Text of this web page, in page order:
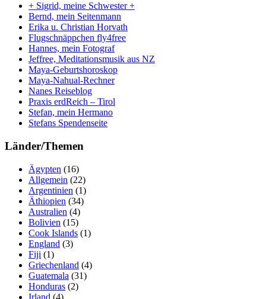
+ Sigrid, meine Schwester +
Bernd, mein Seitenmann
Erika u. Christian Horvath
Flugschnäppchen fly4free
Hannes, mein Fotograf
Jeffree, Meditationsmusik aus NZ
Maya-Geburtshoroskop
Maya-Nahual-Rechner
Nanes Reiseblog
Praxis erdReich – Tirol
Stefan, mein Hermano
Stefans Spendenseite
Länder/Themen
Ägypten (16)
Allgemein (22)
Argentinien (1)
Äthiopien (34)
Australien (4)
Bolivien (15)
Cook Islands (1)
England (3)
Fiji (1)
Griechenland (4)
Guatemala (31)
Honduras (2)
Irland (4)